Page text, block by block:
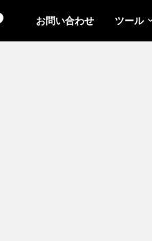
お問い合わせ ツール